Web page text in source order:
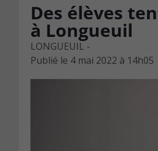
Des élèves
à Longueuil
LONGUEUIL -
Publié le 4 mai 2022 à 14h05